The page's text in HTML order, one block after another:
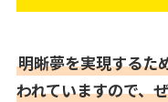
明晰夢を実現するた
われていますので、